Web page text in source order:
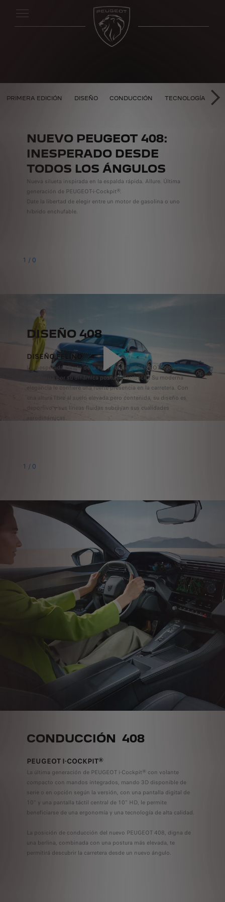
408
PRIMERA EDICIÓN DISEÑO CONDUCCIÓN TECNOLOGÍA
NUEVO PEUGEOT 408:
INESPERADO DESDE
TODOS LOS ÁNGULOS
Nueva silueta inspirada en la espalda rápida. Allure. Última
generación de PEUGEOT-i-Cockpit®.
Date la libertad de elegir entre un motor de gasolina o uno
híbrido enchufable.
1 / 0
DISEÑO 408
DISEÑO FELINO
La inesperada silueta de la nueva berlina PEUGEOT 408 se
caracteriza por su dinámica postura "fastback". Su moderna
elegancia le confiere una fuerte presencia en la carretera. Con
una altura libre al suelo elevada pero contenida, su diseño es
deportivo y sus líneas fluidas subrayan sus cualidades
aerodinámicas.
1 / 0
CONDUCCIÓN 408
PEUGEOT I-COCKPIT®
La última generación de PEUGEOT i-Cockpit® con volante
compacto con mandos integrados, mando 3D disponible de
serie o en opción según la versión, con una pantalla digital de
10" y una pantalla táctil central de 10" HD, le permite
beneficiarse de una ergonomía y una tecnología de alta calidad.
La posición de conducción del nuevo PEUGEOT 408, digna de
una berlina, combinada con una postura más elevada, te
permitirá descubrir la carretera desde un nuevo ángulo.